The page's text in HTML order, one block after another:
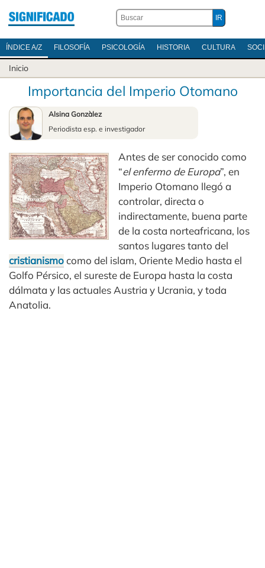
ÍNDICE A/Z FILOSOFÍA PSICOLOGÍA HISTORIA CULTURA
Inicio
Importancia del Imperio Otomano
Alsina Gonzàlez
Periodista esp. e investigador
Antes de ser conocido como
“el enfermo de Europa”, en
Imperio Otomano llegó a
controlar, directa o
indirectamente, buena parte
de la costa norteafricana, los
santos lugares tanto del
cristianismocomo del islam, Oriente Medio hasta el
Golfo Pérsico, el sureste de Europa hasta la costa
dálmata y las actuales Austria y Ucrania, y toda
Anatolia.